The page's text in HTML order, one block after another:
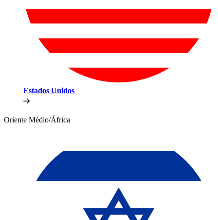
Estados Unidos​​
Oriente Médio/África​​